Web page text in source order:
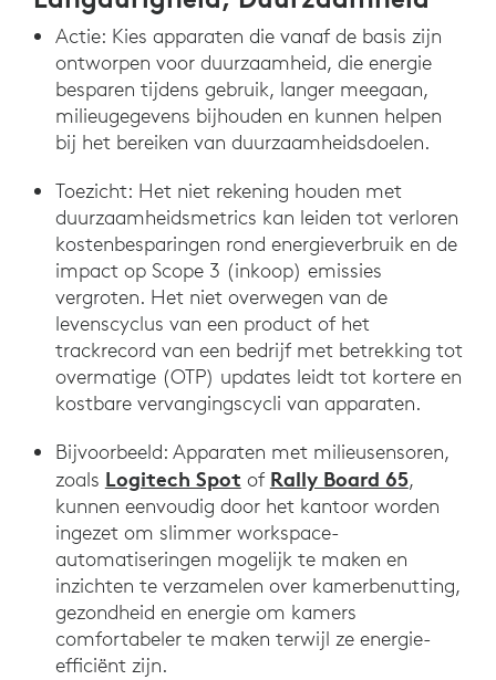
Actie: Kies apparaten die vanaf de basis zijn
ontworpen voor duurzaamheid, die energie
besparen tijdens gebruik, langer meegaan,
milieugegevens bijhouden en kunnen helpen
bij het bereiken van duurzaamheidsdoelen.
Toezicht: Het niet rekening houden met
duurzaamheidsmetrics kan leiden tot verloren
kostenbesparingen rond energieverbruik en de
impact op Scope 3 (inkoop) emissies
vergroten. Het niet overwegen van de
levenscyclus van een product of het
trackrecord van een bedrijf met betrekking tot
overmatige (OTP) updates leidt tot kortere en
kostbare vervangingscycli van apparaten.
Bijvoorbeeld: Apparaten met milieusensoren,
zoals Logitech Spot of Rally Board 65,
kunnen eenvoudig door het kantoor worden
ingezet om slimmer workspace-
automatiseringen mogelijk te maken en
inzichten te verzamelen over kamerbenutting,
gezondheid en energie om kamers
comfortabeler te maken terwijl ze energie-
efficiënt zijn.